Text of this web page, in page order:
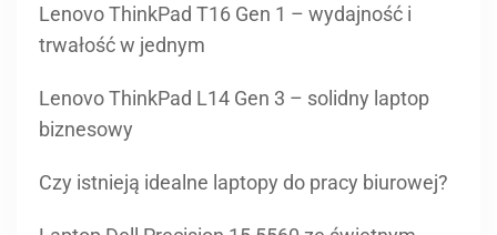
Lenovo ThinkPad T16 Gen 1 – wydajność i
trwałość w jednym
Lenovo ThinkPad L14 Gen 3 – solidny laptop
biznesowy
Czy istnieją idealne laptopy do pracy biurowej?